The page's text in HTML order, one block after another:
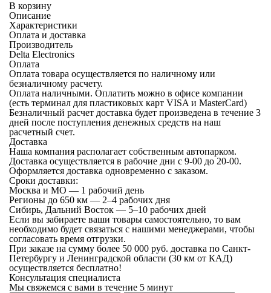
В корзину
Описание
Характеристики
Оплата и доставка
Производитель
Delta Electronics
Оплата
Оплата товара осуществляется по наличному или
безналичному расчету.
Оплата наличными. Оплатить можно в офисе компании
(есть терминал для пластиковых карт VISA и MasterCard)
Безналичный расчет доставка будет произведена в течение 3
дней после поступления денежных средств на наш
расчетный счет.
Доставка
Наша компания располагает собственным автопарком.
Доставка осуществляется в рабочие дни с 9-00 до 20-00.
Оформляется доставка одновременно с заказом.
Сроки доставки:
Москва и МО — 1 рабочий день
Регионы до 650 км — 2–4 рабочих дня
Сибирь, Дальний Восток — 5–10 рабочих дней
Если вы забираете ваши товары самостоятельно, то вам
необходимо будет связаться с нашими менеджерами, чтобы
согласовать время отгрузки.
При заказе на сумму более 50 000 руб. доставка по Санкт-
Петербургу и Ленинградской области (30 км от КАД)
осуществляется бесплатно!
Консультация специалиста
Мы свяжемся с вами в течение 5 минут